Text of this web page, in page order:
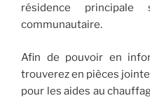
résidence
communautaire.
Afin de pouvoir en
trouverez en pièces
pour les aides au